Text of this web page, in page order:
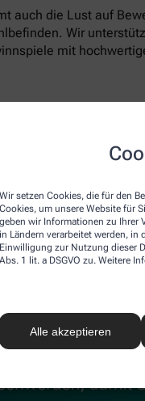
Wir setzen Cookies, die für den
Cookies, um unsere Website für
geben wir Informationen zu Ihrer
in Ländern verarbeitet werden, in
Einwilligung zur Nutzung dieser
Abs. 1 lit. a DSGVO zu. Weitere
Alle akzeptieren
auch die Lust auf
Wir
mit
Muskeln und
können,